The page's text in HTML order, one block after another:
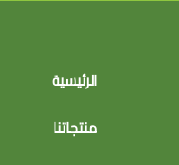
الرئيسية
منتجاتنا